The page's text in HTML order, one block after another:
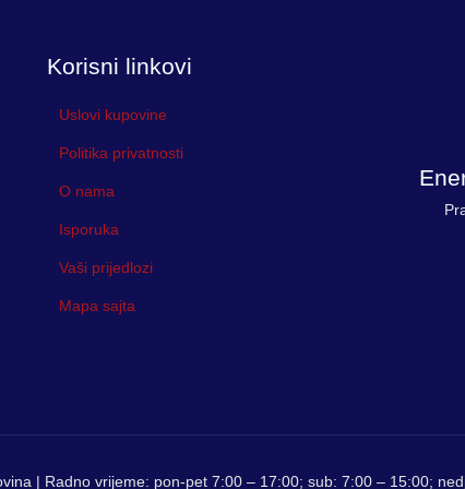
Korisni linkovi
Uslovi kupovine
Politika privatnosti
O nama
Isporuka
Vaši prijedlozi
Mapa sajta
| Radno vrijeme: pon-pet 7:00 – 17:00; sub: 7:00 – 15:00;